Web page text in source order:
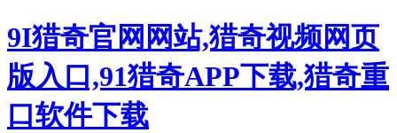
9I猎奇官网网站,猎奇视频网页
版入口,91猎奇APP下载,猎奇重
口软件下载